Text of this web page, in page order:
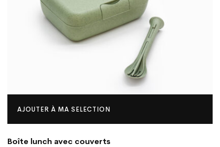
AJOUTER À MA SELECTION
Boîte lunch avec couverts